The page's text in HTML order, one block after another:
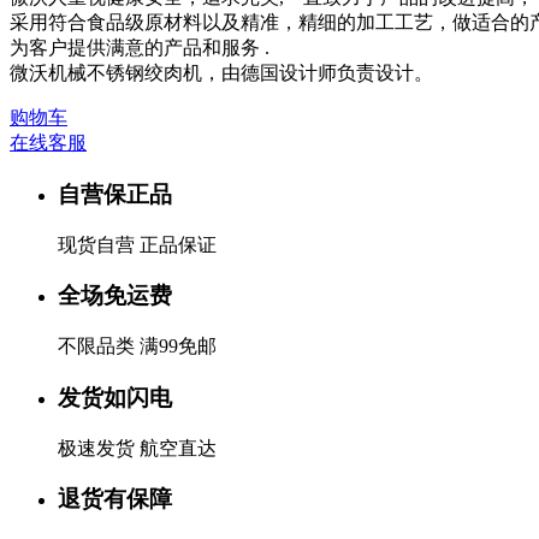
采用符合食品级原材料以及精准，精细的加工工艺，做适合的
为客户提供满意的产品和服务 .
微沃机械不锈钢绞肉机，由德国设计师负责设计。
购物车
在线客服
自营保正品
现货自营 正品保证
全场免运费
不限品类 满99免邮
发货如闪电
极速发货 航空直达
退货有保障